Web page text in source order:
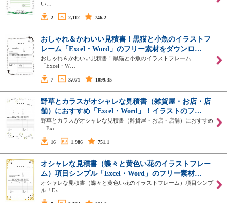
い…
2 2,112 746.2
おしゃれ＆かわいい見積書！黒猫と小魚のイラストフ
レーム「Excel・Word」のフリー素材をダウンロ…
おしゃれ＆かわいい見積書！黒猫と小魚のイラストフレーム
「Excel・W…
7 3,071 1099.35
野草とカラスがオシャレな見積書（雑貨屋・お店・店
舗）におすすめ「Excel・Word」！イラストのフ…
野草とカラスがオシャレな見積書（雑貨屋・お店・店舗）におすすめ
「Exc…
16 1,986 751.1
オシャレな見積書（蝶々と黄色い花のイラストフレー
ム）項目シンプル「Excel・Word」のフリー素材…
オシャレな見積書（蝶々と黄色い花のイラストフレーム）項目シンプ
ル「Ex…